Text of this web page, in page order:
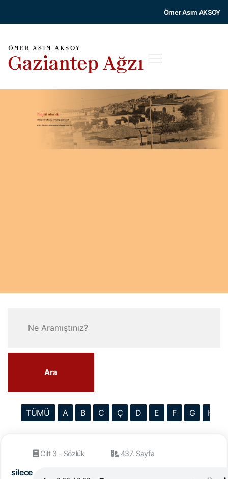
Ömer Asım AKSOY
Ara
TÜMÜ A B C Ç D E F G H
silece
Cilt 3 - Sözlük 437. Sayfa